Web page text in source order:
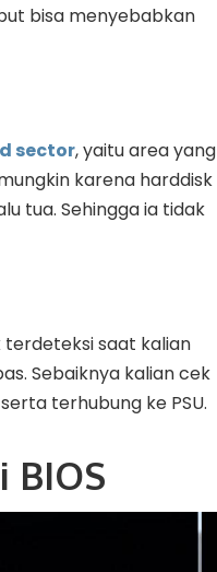
bisa menyebabkan
sector, yaitu area yang
karena harddisk
tua. Sehingga ia tidak
saat kalian
Sebaiknya kalian cek
terhubung ke PSU.
BIOS